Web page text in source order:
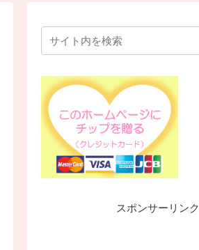
スポンサーリンク